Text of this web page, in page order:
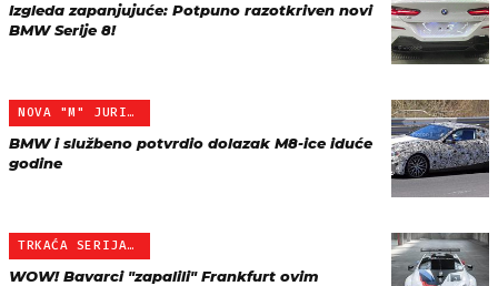
Izgleda zapanjujuće: Potpuno razotkriven novi
BMW Serije 8!
NOVA "M" JURILICA
BMW i službeno potvrdio dolazak M8-ice iduće
godine
TRKAĆA SERIJA 8
WOW! Bavarci "zapalili" Frankfurt ovim